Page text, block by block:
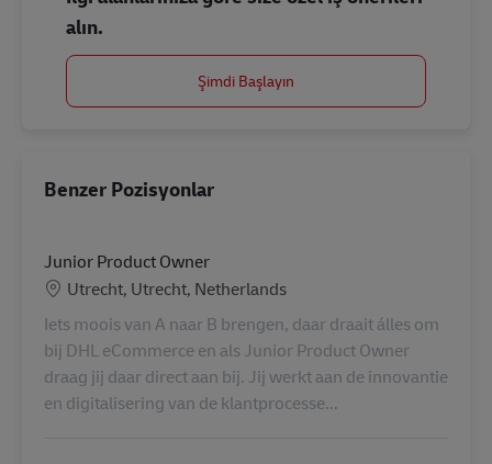
alın.
Şimdi Başlayın
Benzer Pozisyonlar
Junior Product Owner
Konum
Utrecht, Utrecht, Netherlands
Iets moois van A naar B brengen, daar draait álles om
bij DHL eCommerce en als Junior Product Owner
draag jij daar direct aan bij. Jij werkt aan de innovantie
en digitalisering van de klantprocesse...